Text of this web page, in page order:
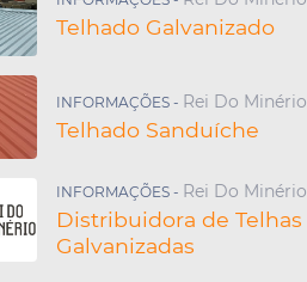
Zincado
de Telha de Aço
de Zinco com Isopor
Aço
Aço Galvanizado
Zinco Com Isopor
Zinco Sanduíche
Telhado Galvanizado
INFORMAÇÕES - Rei Do Minério
Telhado Sanduíche
INFORMAÇÕES - Rei Do Minério
Distribuidora de Telhas
Galvanizadas